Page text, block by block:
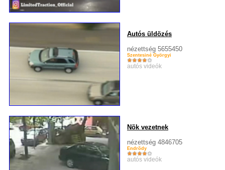
Autós üldözés
nézettség 5655450
Szentesiné Györgyi
autós videók
Nõk vezetnek
nézettség 4846705
Endrõdy
autós videók